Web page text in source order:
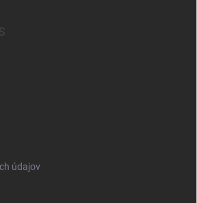
údajov